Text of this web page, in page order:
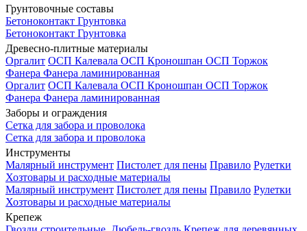
Грунтовочные составы
Бетоноконтакт Грунтовка
Бетоноконтакт Грунтовка
Древесно-плитные материалы
Оргалит ОСП Калевала ОСП Кроношпан ОСП Торжок
Фанера Фанера ламинированная
Оргалит ОСП Калевала ОСП Кроношпан ОСП Торжок
Фанера Фанера ламинированная
Заборы и ограждения
Сетка для забора и проволока
Сетка для забора и проволока
Инструменты
Малярный инструмент Пистолет для пены Правило Рулетки
Хозтовары и расходные материалы
Малярный инструмент Пистолет для пены Правило Рулетки
Хозтовары и расходные материалы
Крепеж